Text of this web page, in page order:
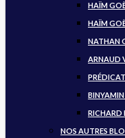
HAÏM
HAÏM
NATHAN
ARNAUD
RICHARD
NOS AUTRES